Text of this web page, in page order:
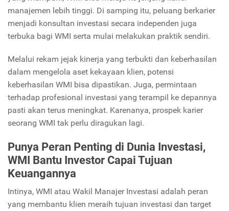
manajemen lebih tinggi. Di samping itu, peluang berkarier
menjadi konsultan investasi secara independen juga
terbuka bagi WMI serta mulai melakukan praktik sendiri.
Melalui rekam jejak kinerja yang terbukti dan keberhasilan
dalam mengelola aset kekayaan klien, potensi
keberhasilan WMI bisa dipastikan. Juga, permintaan
terhadap profesional investasi yang terampil ke depannya
pasti akan terus meningkat. Karenanya, prospek karier
seorang WMI tak perlu diragukan lagi.
Punya Peran Penting di Dunia Investasi,
WMI Bantu Investor Capai Tujuan
Keuangannya
Intinya, WMI atau Wakil Manajer Investasi adalah peran
yang membantu klien meraih tujuan investasi dan target